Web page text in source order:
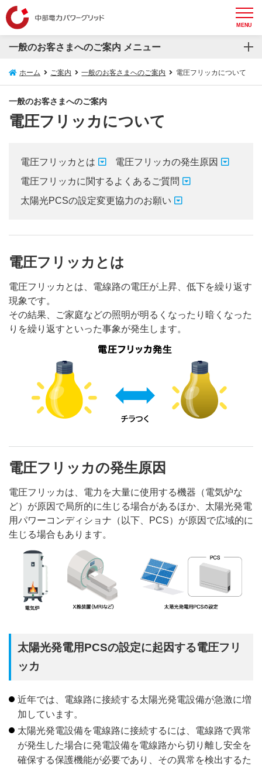
MENU
一般のお客さまへのご案内 メニュー
一般のお客さまへのご案内
再生可能エネルギー発電設備等の接続について
電気の安心情報
スマートメーターについて
電圧フリッカについて
防護管WEB受付システム
最終保障供給のご契約について
電柱・地中管路等のご利用（標準実施要領）について
土地・建物に関するお申込み・お問い合わせについて
市街地開発事業等における無電柱化について
ホーム ご案内 一般のお客さまへのご案内 電圧フリッカについて
一般のお客さまへのご案内
電圧フリッカについて
電圧フリッカとは
電圧フリッカの発生原因
電圧フリッカに関するよくあるご質問
太陽光PCSの設定変更協力のお願い
電圧フリッカとは
電圧フリッカとは、電線路の電圧が上昇、低下を繰り返す
現象です。
その結果、ご家庭などの照明が明るくなったり暗くなった
りを繰り返すといった事象が発生します。
電圧フリッカの発生原因
電圧フリッカは、電力を大量に使用する機器（電気炉な
ど）が原因で局所的に生じる場合があるほか、太陽光発電
用パワーコンディショナ（以下、PCS）が原因で広域的に
生じる場合もあります。
太陽光発電用PCSの設定に起因する電圧フリ
ッカ
近年では、電線路に接続する太陽光発電設備が急激に増
加しています。
太陽光発電設備を電線路に接続するには、電線路で異常
が発生した場合に発電設備を電線路から切り離し安全を
確保する保護機能が必要であり、その異常を検出するた